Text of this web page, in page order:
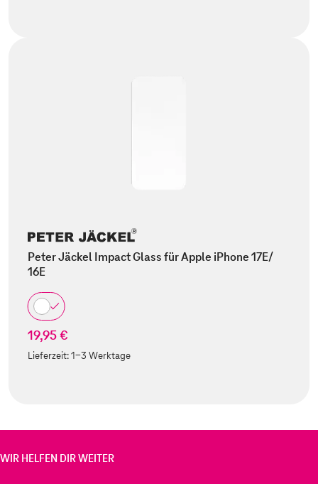
Peter Jäckel Impact Glass für Apple iPhone 17E/
16E
19,95 €
Lieferzeit:1-3 Werktage
WIR HELFEN DIR WEITER